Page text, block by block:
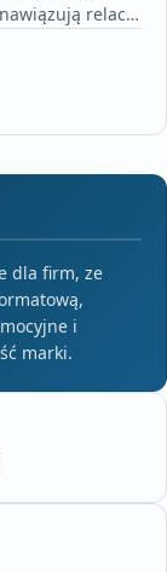
relacje
dla firm, ze
i
marki.